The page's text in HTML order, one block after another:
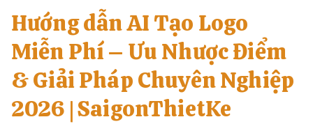
Hướng dẫn AI Tạo Logo
Miễn Phí – Ưu Nhược Điểm
& Giải Pháp Chuyên Nghiệp
2026 | SaigonThietKe